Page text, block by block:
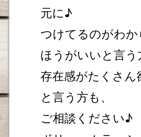
元に♪
つけてるのがわか
ほうがいいと言う
存在感がたくさん
と言う方も、
ご相談ください♪